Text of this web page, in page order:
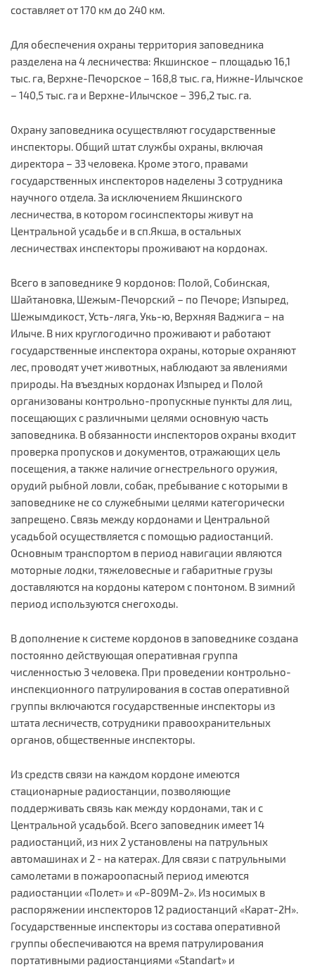
составляет от 170 км до 240 км.
Для обеспечения охраны территория заповедника
разделена на 4 лесничества: Якшинское – площадью 16,1
тыс. га, Верхне-Печорское – 168,8 тыс. га, Нижне-Илычское
– 140,5 тыс. га и Верхне-Илычское – 396,2 тыс. га.
Охрану заповедника осуществляют государственные
инспекторы. Общий штат службы охраны, включая
директора – 33 человека. Кроме этого, правами
государственных инспекторов наделены 3 сотрудника
научного отдела. За исключением Якшинского
лесничества, в котором госинспекторы живут на
Центральной усадьбе и в сп.Якша, в остальных
лесничествах инспекторы проживают на кордонах.
Всего в заповеднике 9 кордонов: Полой, Собинская,
Шайтановка, Шежым-Печорский – по Печоре; Изпыред,
Шежымдикост, Усть-ляга, Укь-ю, Верхняя Ваджига – на
Илыче. В них круглогодично проживают и работают
государственные инспектора охраны, которые охраняют
лес, проводят учет животных, наблюдают за явлениями
природы. На въездных кордонах Изпыред и Полой
организованы контрольно-пропускные пункты для лиц,
посещающих с различными целями основную часть
заповедника. В обязанности инспекторов охраны входит
проверка пропусков и документов, отражающих цель
посещения, а также наличие огнестрельного оружия,
орудий рыбной ловли, собак, пребывание с которыми в
заповеднике не со служебными целями категорически
запрещено. Связь между кордонами и Центральной
усадьбой осуществляется с помощью радиостанций.
Основным транспортом в период навигации являются
моторные лодки, тяжеловесные и габаритные грузы
доставляются на кордоны катером с понтоном. В зимний
период используются снегоходы.
В дополнение к системе кордонов в заповеднике создана
постоянно действующая оперативная группа
численностью 3 человека. При проведении контрольно-
инспекционного патрулирования в состав оперативной
группы включаются государственные инспекторы из
штата лесничеств, сотрудники правоохранительных
органов, общественные инспекторы.
Из средств связи на каждом кордоне имеются
стационарные радиостанции, позволяющие
поддерживать связь как между кордонами, так и с
Центральной усадьбой. Всего заповедник имеет 14
радиостанций, из них 2 установлены на патрульных
автомашинах и 2 - на катерах. Для связи с патрульными
самолетами в пожароопасный период имеются
радиостанции «Полет» и «Р-809М-2». Из носимых в
распоряжении инспекторов 12 радиостанций «Карат-2Н».
Государственные инспекторы из состава оперативной
группы обеспечиваются на время патрулирования
портативными радиостанциями «Standart» и